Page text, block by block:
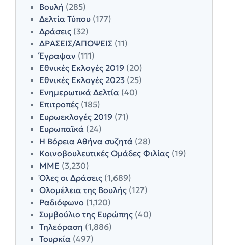
Βουλή (285)
Δελτία Τύπου (177)
Δράσεις (32)
ΔΡΑΣΕΙΣ/ΑΠΟΨΕΙΣ (11)
Έγραψαν (111)
Εθνικές Εκλογές 2019 (20)
Εθνικές Εκλογές 2023 (25)
Ενημερωτικά Δελτία (40)
Επιτροπές (185)
Ευρωεκλογές 2019 (71)
Ευρωπαϊκά (24)
Η Βόρεια Αθήνα συζητά (28)
Κοινοβουλευτικές Ομάδες Φιλίας (19)
ΜΜΕ (3,230)
Όλες οι Δράσεις (1,689)
Ολομέλεια της Βουλής (127)
Ραδιόφωνο (1,120)
Συμβούλιο της Ευρώπης (40)
Τηλεόραση (1,886)
Τουρκία (497)